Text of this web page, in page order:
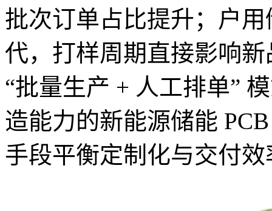
批次订单占比提升；户
代，打样周期直接影响
“批量生产 + 人工排单”
造能力的新能源储能
手段平衡定制化与交付